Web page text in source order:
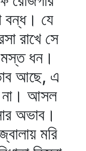
বন্ধ। যে
রাখে সে
ধন।
আছে, এ
না। আসল
অভাব।
মরি